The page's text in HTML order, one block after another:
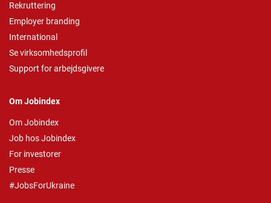
Rekruttering
Employer branding
International
Se virksomhedsprofil
Support for arbejdsgivere
Om Jobindex
Om Jobindex
Job hos Jobindex
For investorer
Presse
#JobsForUkraine